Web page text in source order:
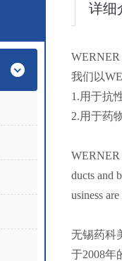
详细
我们以
1.用于抗
2.用于药
WERNER
ducts and
usiness
无锡药科
于2008年